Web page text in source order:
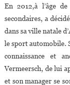
En 2012,à l’âge
secondaires, a
dans sa ville natale
le sport automobile.
connaissance et
Vermeersch, de lui
et son manager se